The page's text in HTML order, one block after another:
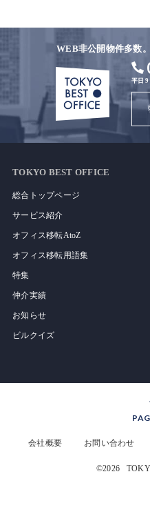
WEB非公開物件多数
平日
TOKYO BEST OFFICE
総合トップページ
サービス紹介
オフィス移転AtoZ
オフィス移転用語集
特集
仲介実績
お知らせ
ビルクイズ
会社概要 お問い合わせ
©2026